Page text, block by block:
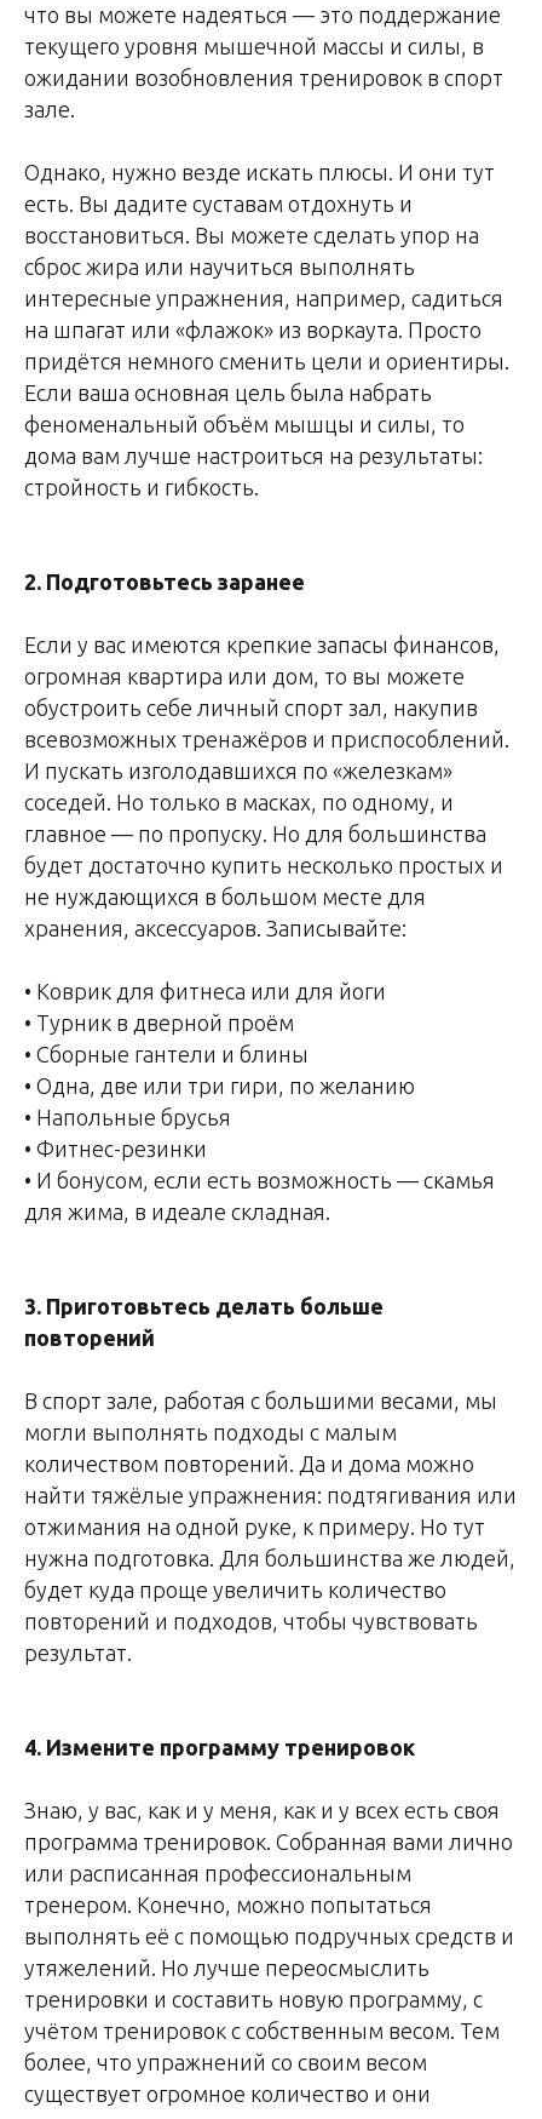
что вы можете надеяться — это поддержание
текущего уровня мышечной массы и силы, в
ожидании возобновления тренировок в спорт
зале.
Однако, нужно везде искать плюсы. И они тут
есть. Вы дадите суставам отдохнуть и
восстановиться. Вы можете сделать упор на
сброс жира или научиться выполнять
интересные упражнения, например, садиться
на шпагат или «флажок» из воркаута. Просто
придётся немного сменить цели и ориентиры.
Если ваша основная цель была набрать
феноменальный объём мышцы и силы, то
дома вам лучше настроиться на результаты:
стройность и гибкость.
2. Подготовьтесь заранее
Если у вас имеются крепкие запасы финансов,
огромная квартира или дом, то вы можете
обустроить себе личный спорт зал, накупив
всевозможных тренажёров и приспособлений.
И пускать изголодавшихся по «железкам»
соседей. Но только в масках, по одному, и
главное — по пропуску. Но для большинства
будет достаточно купить несколько простых и
не нуждающихся в большом месте для
хранения, аксессуаров. Записывайте:
• Коврик для фитнеса или для йоги
• Турник в дверной проём
• Сборные гантели и блины
• Одна, две или три гири, по желанию
• Напольные брусья
• Фитнес-резинки
• И бонусом, если есть возможность — скамья
для жима, в идеале складная.
3. Приготовьтесь делать больше
повторений
В спорт зале, работая с большими весами, мы
могли выполнять подходы с малым
количеством повторений. Да и дома можно
найти тяжёлые упражнения: подтягивания или
отжимания на одной руке, к примеру. Но тут
нужна подготовка. Для большинства же людей,
будет куда проще увеличить количество
повторений и подходов, чтобы чувствовать
результат.
4. Измените программу тренировок
Знаю, у вас, как и у меня, как и у всех есть своя
программа тренировок. Собранная вами лично
или расписанная профессиональным
тренером. Конечно, можно попытаться
выполнять её с помощью подручных средств и
утяжелений. Но лучше переосмыслить
тренировки и составить новую программу, с
учётом тренировок с собственным весом. Тем
более, что упражнений со своим весом
существует огромное количество и они